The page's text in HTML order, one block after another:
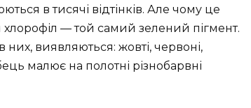
в тисячі відтінків. Але чому це
— той самий зелений пігмент.
них, виявляються: жовті, червоні,
малює на полотні різнобарвні